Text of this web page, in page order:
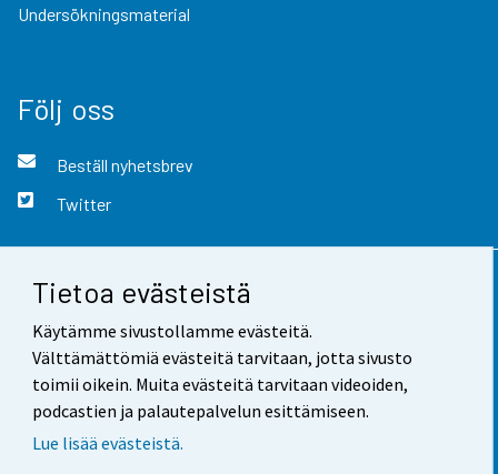
Tietoa evästeistä
Käytämme sivustollamme evästeitä.
Välttämättömiä evästeitä tarvitaan, jotta sivusto
toimii oikein. Muita evästeitä tarvitaan videoiden,
podcastien ja palautepalvelun esittämiseen.
Lue lisää evästeistä.
Undersökningsmaterial
Följ oss
Beställ nyhetsbrev
Twitter
Kontaktinformation
Respons
Användarvillkor